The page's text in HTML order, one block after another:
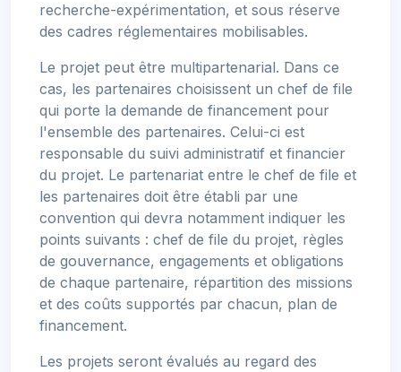
recherche-expérimentation, et sous réserve
des cadres réglementaires mobilisables.
Le projet peut être multipartenarial. Dans ce
cas, les partenaires choisissent un chef de file
qui porte la demande de financement pour
l'ensemble des partenaires. Celui-ci est
responsable du suivi administratif et financier
du projet. Le partenariat entre le chef de file et
les partenaires doit être établi par une
convention qui devra notamment indiquer les
points suivants : chef de file du projet, règles
de gouvernance, engagements et obligations
de chaque partenaire, répartition des missions
et des coûts supportés par chacun, plan de
financement.
Les projets seront évalués au regard des